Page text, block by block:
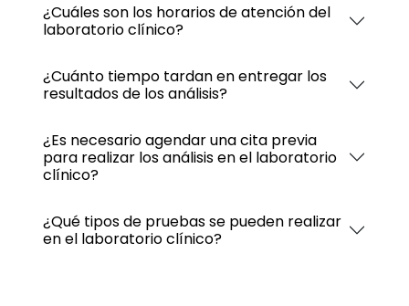
¿Cuáles son los horarios de atención del
laboratorio clínico?
¿Cuánto tiempo tardan en entregar los
resultados de los análisis?
¿Es necesario agendar una cita previa
para realizar los análisis en el laboratorio
clínico?
¿Qué tipos de pruebas se pueden realizar
en el laboratorio clínico?